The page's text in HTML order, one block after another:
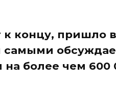
к концу, пришло
самыми
более чем 600